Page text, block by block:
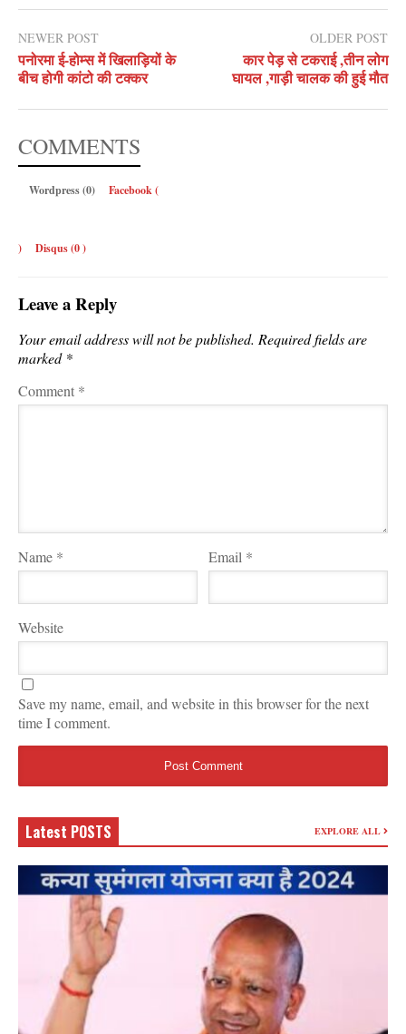
NEWER POST
पनोरमा ई-होम्स में खिलाड़ियों के
बीच होगी कांटो की टक्कर
OLDER POST
कार पेड़ से टकराई ,तीन लोग
घायल ,गाड़ी चालक की हुई मौत
COMMENTS
Wordpress (0) Facebook (
) Disqus (0)
Leave a Reply
Your email address will not be published. Required fields are
marked *
Comment *
Name * Email *
Website
Save my name, email, and website in this browser for the next
time I comment.
Latest POSTS EXPLORE ALL